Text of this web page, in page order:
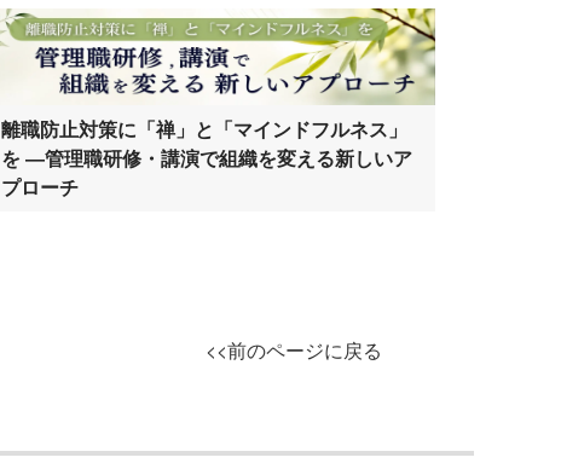
離職防止対策に「禅」と「マインドフルネス」
を ―管理職研修・講演で組織を変える新しいア
プローチ
<<前のページに戻る